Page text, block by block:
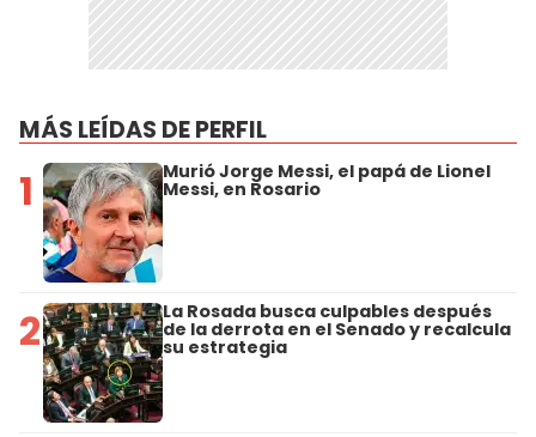
MÁS LEÍDAS DE PERFIL
1 Murió Jorge Messi, el papá de Lionel
Messi, en Rosario
2 La Rosada busca culpables después
de la derrota en el Senado y recalcula
su estrategia